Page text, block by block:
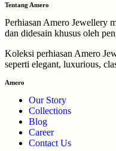
Tentang Amero
Perhiasan Amero Jewellery
dan didesain khusus oleh
Koleksi perhiasan Amero
seperti elegant, luxurious,
Amero
Our Story
Collections
Blog
Career
Contact Us